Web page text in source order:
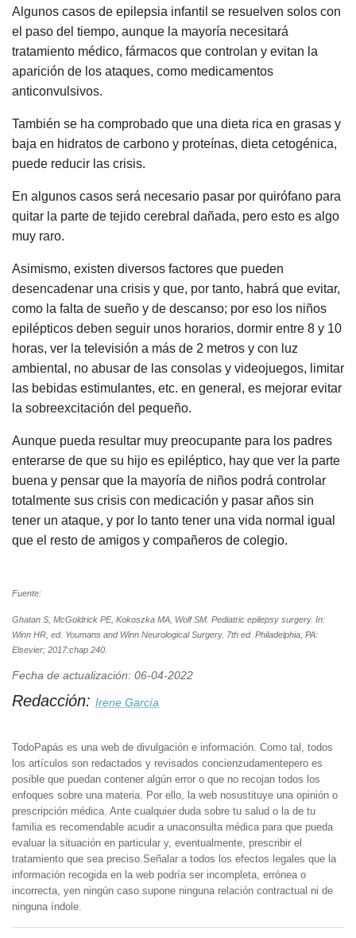
Algunos casos de epilepsia infantil se resuelven solos con
el paso del tiempo, aunque la mayoría necesitará
tratamiento médico, fármacos que controlan y evitan la
aparición de los ataques, como medicamentos
anticonvulsivos.
También se ha comprobado que una dieta rica en grasas y
baja en hidratos de carbono y proteínas, dieta cetogénica,
puede reducir las crisis.
En algunos casos será necesario pasar por quirófano para
quitar la parte de tejido cerebral dañada, pero esto es algo
muy raro.
Asimismo, existen diversos factores que pueden
desencadenar una crisis y que, por tanto, habrá que evitar,
como la falta de sueño y de descanso; por eso los niños
epilépticos deben seguir unos horarios, dormir entre 8 y 10
horas, ver la televisión a más de 2 metros y con luz
ambiental, no abusar de las consolas y videojuegos, limitar
las bebidas estimulantes, etc. en general, es mejorar evitar
la sobreexcitación del pequeño.
Aunque pueda resultar muy preocupante para los padres
enterarse de que su hijo es epiléptico, hay que ver la parte
buena y pensar que la mayoría de niños podrá controlar
totalmente sus crisis con medicación y pasar años sin
tener un ataque, y por lo tanto tener una vida normal igual
que el resto de amigos y compañeros de colegio.
Fuente:
Ghatan S, McGoldrick PE, Kokoszka MA, Wolf SM. Pediatric epilepsy surgery. In:
Winn HR, ed. Youmans and Winn Neurological Surgery. 7th ed. Philadelphia, PA:
Elsevier; 2017:chap 240.
Fecha de actualización: 06-04-2022
Redacción: Irene García
TodoPapás es una web de divulgación e información. Como tal, todos
los artículos son redactados y revisados concienzudamentepero es
posible que puedan contener algún error o que no recojan todos los
enfoques sobre una materia. Por ello, la web nosustituye una opinión o
prescripción médica. Ante cualquier duda sobre tu salud o la de tu
familia es recomendable acudir a unaconsulta médica para que pueda
evaluar la situación en particular y, eventualmente, prescribir el
tratamiento que sea preciso.Señalar a todos los efectos legales que la
información recogida en la web podría ser incompleta, errónea o
incorrecta, yen ningún caso supone ninguna relación contractual ni de
ninguna índole.